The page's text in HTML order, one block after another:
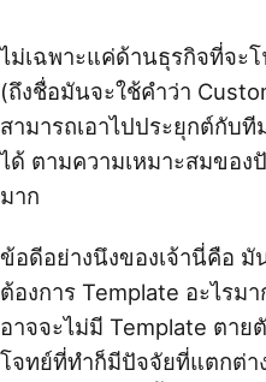
ไม่เฉพาะแค่ด้านธุรกิจที่จะ
(ถึงชื่อมันจะใช้คำว่า
สามารถเอาไปประยุกต์กับที
ได้ ตามความเหมาะสมขอ
มาก
ข้อดีอย่างนึงของเจ้านี่คือ มั
ต้องการ Template อะไรมา
อาจจะไม่มี Template ตาย
โจทย์ที่ทำก็มีปัจจัยที่แตกต่า